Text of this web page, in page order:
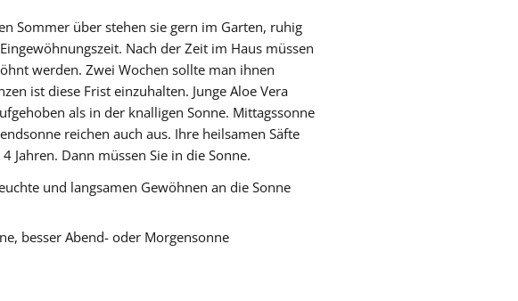
Sommer über stehen sie gern im Garten, ruhig
Nach der Zeit im Haus müssen
werden. Zwei Wochen sollte man ihnen
ist diese Frist einzuhalten. Junge Aloe Vera
als in der knalligen Sonne. Mittagssonne
reichen auch aus. Ihre heilsamen Säfte
Jahren. Dann müssen Sie in die Sonne.
und langsamen Gewöhnen an die Sonne
besser Abend- oder Morgensonne